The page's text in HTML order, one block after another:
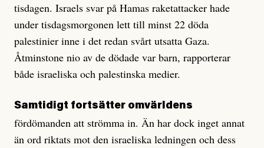
tisdagen. Israels svar på Hamas raketattacker hade
under tisdagsmorgonen lett till minst 22 döda
palestinier inne i det redan svårt utsatta Gaza.
Åtminstone nio av de dödade var barn, rapporterar
både israeliska och palestinska medier.
Samtidigt fortsätter omvärldens
fördömanden att strömma in. Än har dock inget annat
än ord riktats mot den israeliska ledningen och dess